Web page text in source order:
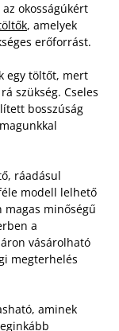
okosságúkért
, amelyek
erőforrást.
egy töltőt, mert
szükség. Cseles
bosszúság
ráadásul
modell lelhető
minőségű
a
vásárolható
megterhelés
aminek